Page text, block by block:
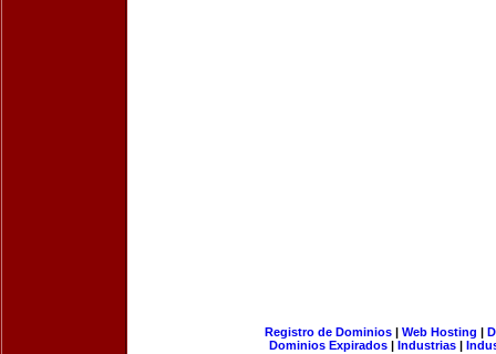
Registro de Dominios| Web Hosting |
Dominios Expirados | Industrias |